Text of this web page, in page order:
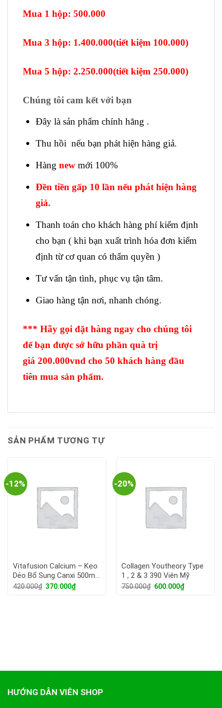
Mua 1 hộp: 500.000
Mua 3 hộp: 1.400.000(tiết kiệm 100.000)
Mua 5 hộp: 2.250.000(tiết kiệm 250.000)
Chúng tôi cam kết với bạn
Đây là sản phẩm chính hãng .
Thu hồi nếu bạn phát hiện hàng giả.
Hàng new mới 100%
Đền tiền gấp 10 lần nếu phát hiện hàng
giả.
Thanh toán cho khách hàng phí kiểm định
cho bạn ( khi bạn xuất trình hóa đơn kiểm
định từ cơ quan có thẩm quyền )
Tư vấn tận tình, phục vụ tận tâm.
Giao hàng tận nơi, nhanh chóng.
*** Hãy gọi đặt hàng ngay cho chúng tôi
để bạn được sở hữu phần quà trị
giá 200.000vnd cho 50 khách hàng đầu
tiên mua sản phẩm.
SẢN PHẨM TƯƠNG TỰ
-12%
Vitafusion Calcium – Kẹo
Dẻo Bổ Sung Canxi 500mg
100 Viên
420.000₫ Giá
370.000₫Giá
hiện
-20%
Collagen Youtheory Type
1 , 2 & 3 390 Viên Mỹ
750.000₫ Giá
600.000₫Giá
hiện
HƯỚNG DẪN VIÊN SHOP